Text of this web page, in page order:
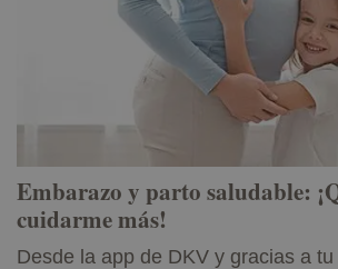
Embarazo y parto saludable:
cuidarme más!
Desde la app de DKV y gracias a